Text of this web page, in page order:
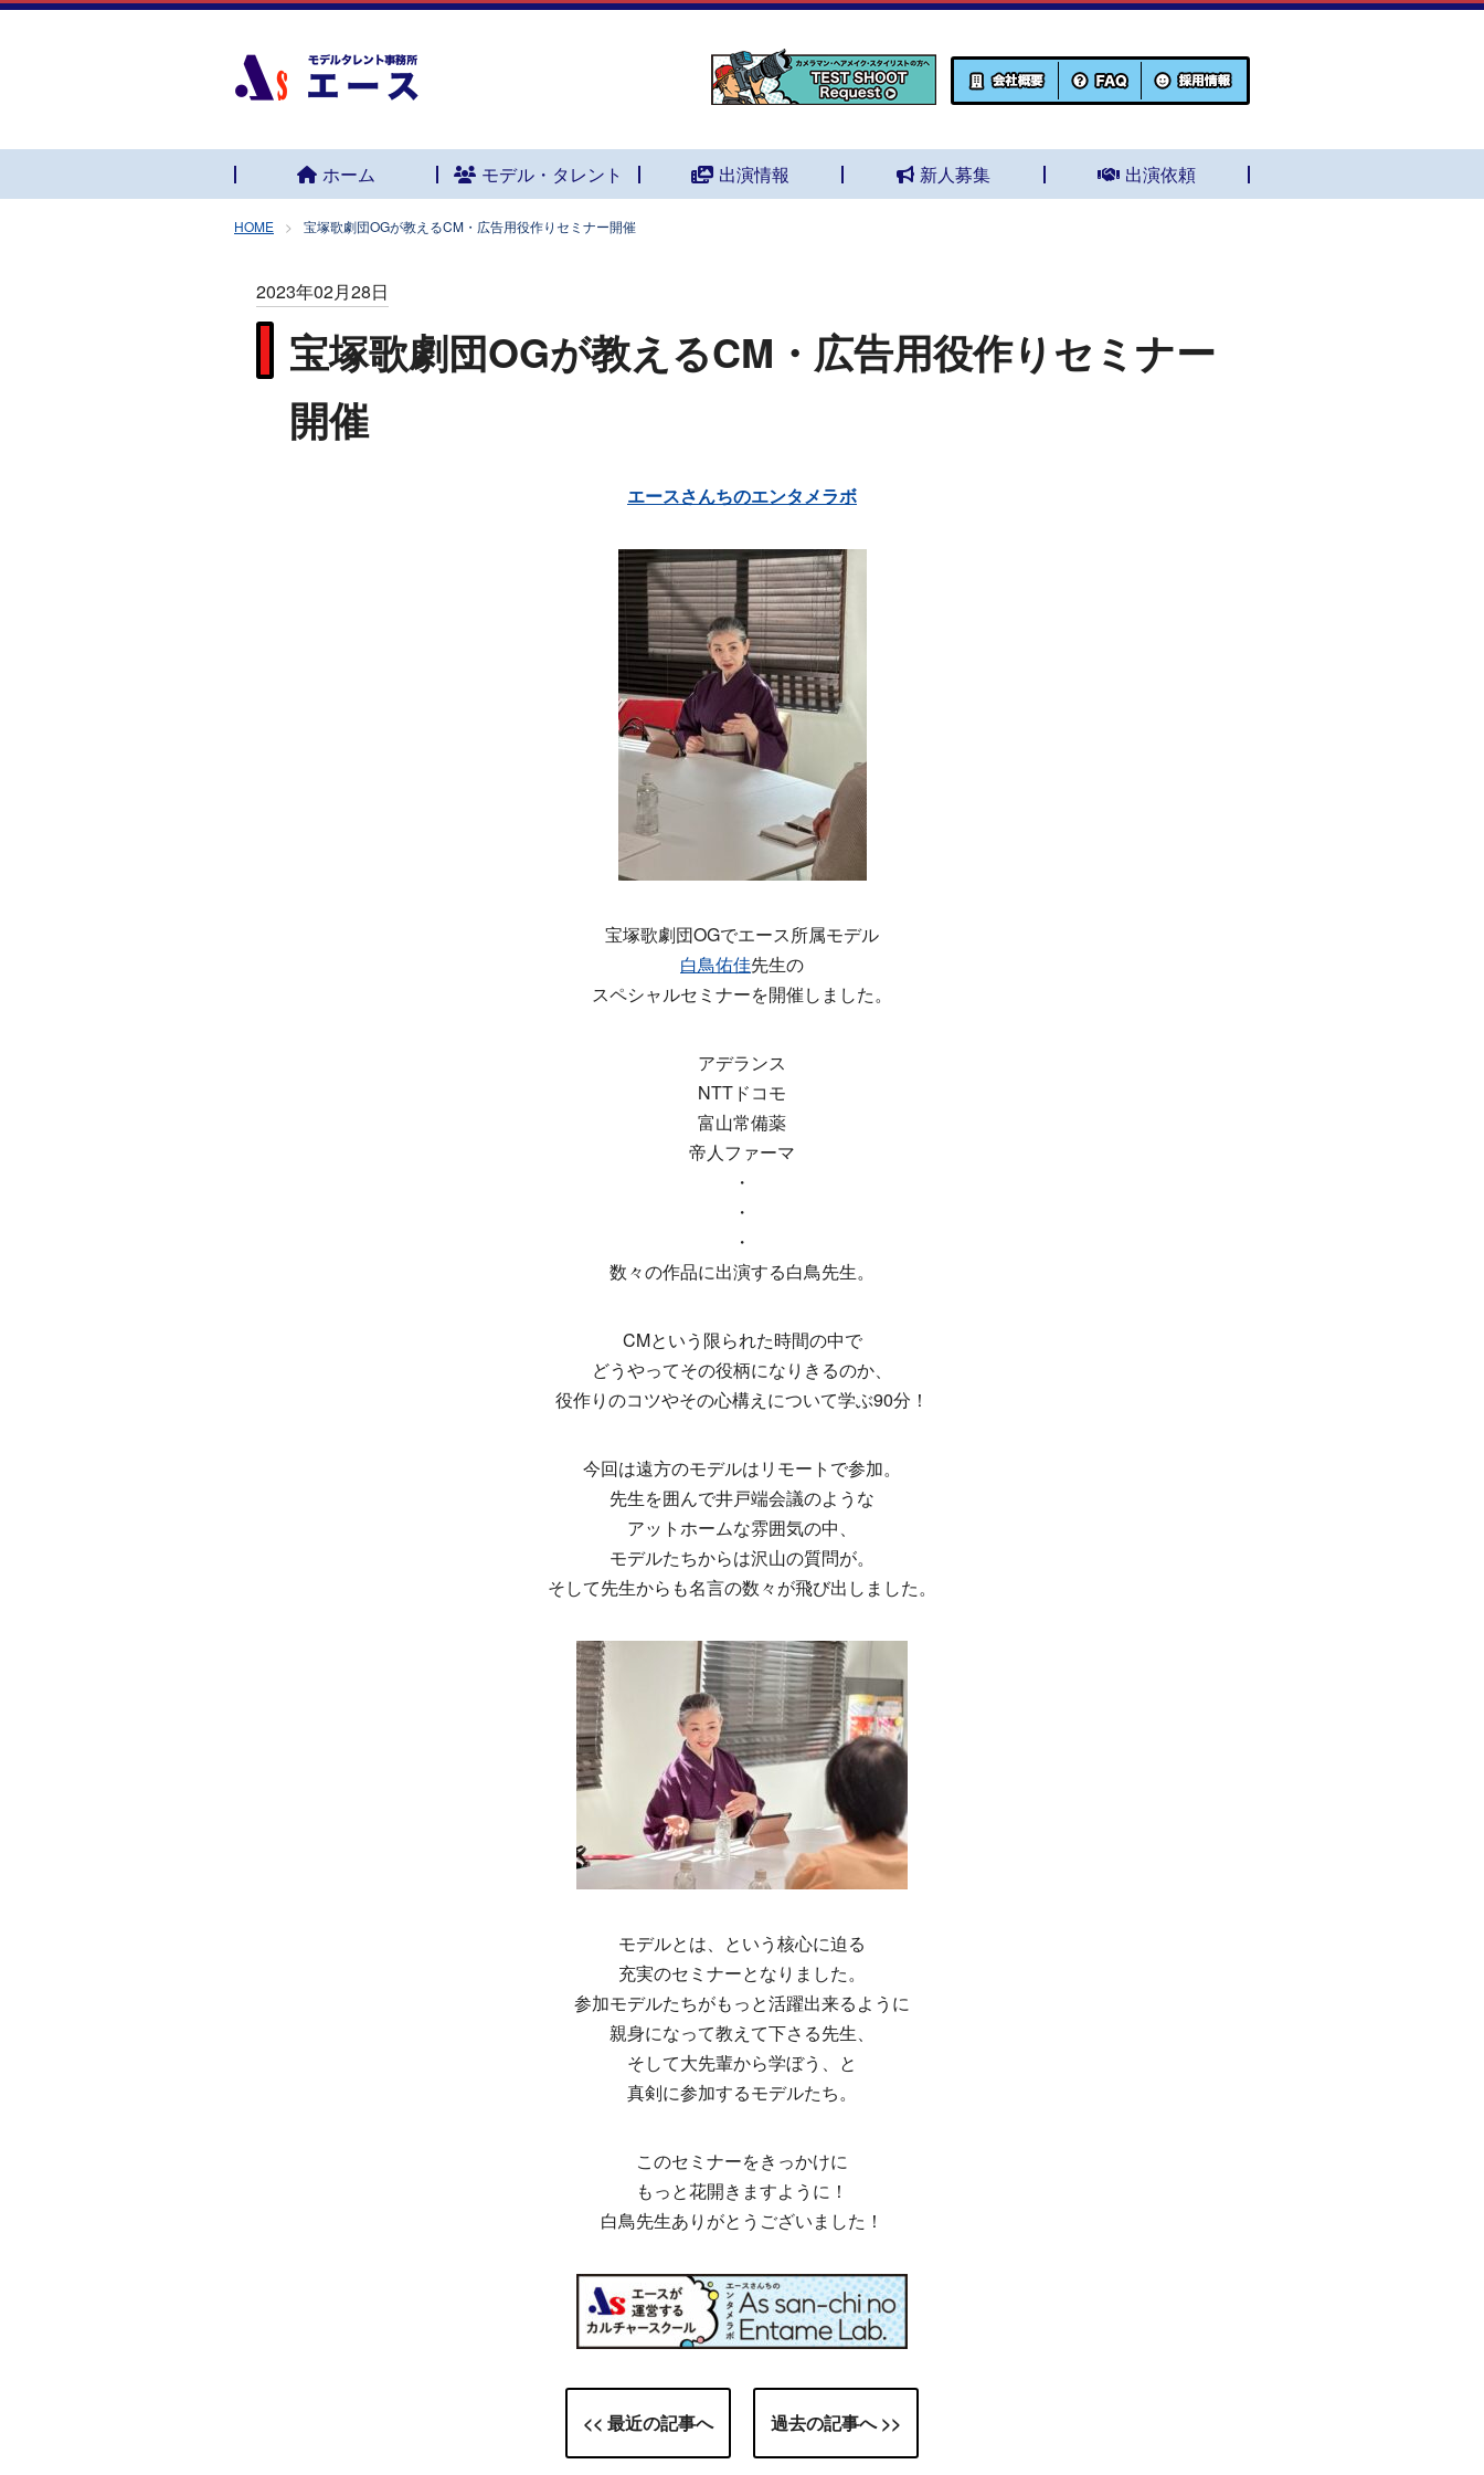
ホーム モデル・タレント 出演情報 新人募集 出演依頼
HOME 宝塚歌劇団OGが教えるCM・広告用役作りセミナー開催
2023年02月28日
宝塚歌劇団OGが教えるCM・広告用役作りセミナー
開催
エースさんちのエンタメラボ
宝塚歌劇団OGでエース所属モデル
白鳥佑佳先生の
スペシャルセミナーを開催しました。
アデランス
NTTドコモ
富山常備薬
帝人ファーマ
・
・
・
数々の作品に出演する白鳥先生。
CMという限られた時間の中で
どうやってその役柄になりきるのか、
役作りのコツやその心構えについて学ぶ90分！
今回は遠方のモデルはリモートで参加。
先生を囲んで井戸端会議のような
アットホームな雰囲気の中、
モデルたちからは沢山の質問が。
そして先生からも名言の数々が飛び出しました。
モデルとは、という核心に迫る
充実のセミナーとなりました。
参加モデルたちがもっと活躍出来るように
親身になって教えて下さる先生、
そして大先輩から学ぼう、と
真剣に参加するモデルたち。
このセミナーをきっかけに
もっと花開きますように！
白鳥先生ありがとうございました！
<< 最近の記事へ 過去の記事へ >>